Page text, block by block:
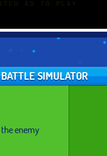
SIMULATOR
enemy